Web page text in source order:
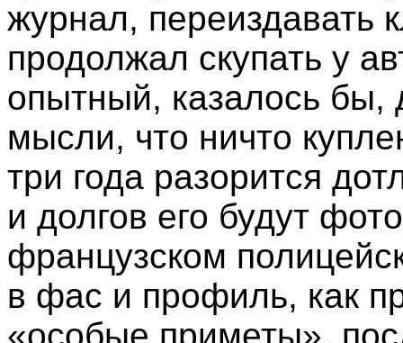
журнал, переиздавать
продолжал скупать у
опытный, казалось бы,
мысли, что ничто
три года разорится
и долгов его будут
французском
в фас и профиль, как